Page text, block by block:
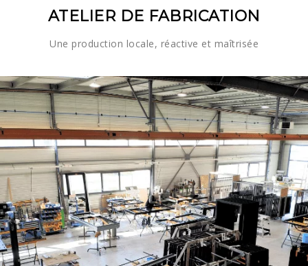
ATELIER DE FABRICATION
Une production locale, réactive et maîtrisée